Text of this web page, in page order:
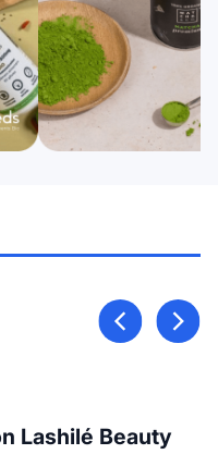
Lashilé Beauty